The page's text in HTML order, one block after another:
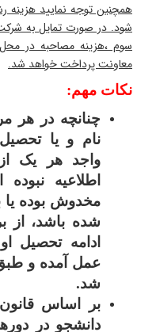
همچنین توجه نمایید
شود. در صورت تمایل به
سوم ،هزینه مصاحبه در
معاونت پرداخت خواهد شد.
نکات مهم:
چنانچه در هر
نام و یا
واجد هر یک
اطلاعیه
مخدوش بوده یا
شده باشد، از
ادامه تحصیل
عمل آمده و
شد.
بر اساس
دانشجو در